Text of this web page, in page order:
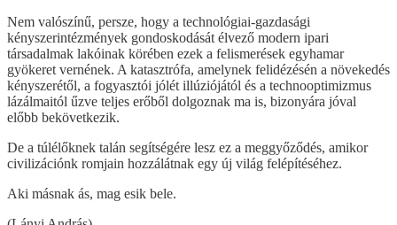
Nem valószínű, persze, hogy a technológiai-gazdasági
kényszerintézmények gondoskodását élvező modern ipari
társadalmak lakóinak körében ezek a felismerések egyhamar
gyökeret vernének. A katasztrófa, amelynek felidézésén a növekedés
kényszerétől, a fogyasztói jólét illúziójától és a technooptimizmus
lázálmaitól űzve teljes erőből dolgoznak ma is, bizonyára jóval
előbb bekövetkezik.
De a túlélőknek talán segítségére lesz ez a meggyőződés, amikor
civilizációnk romjain hozzálátnak egy új világ felépítéséhez.
Aki másnak ás, mag esik bele.